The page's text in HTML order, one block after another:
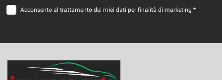
36 Mesi
Acconsento al trattamento dei miei dati per finalità di marketing *